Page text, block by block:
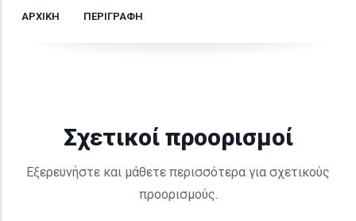
ΑΡΧΙΚΗ ΠΕΡΙΓΡΑΦΗ
Σχετικοί προορισμοί
Εξερευνήστε και μάθετε περισσότερα για σχετικούς
προορισμούς.